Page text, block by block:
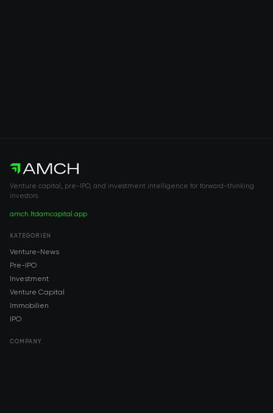
Venture capital, pre-IPO, and investment intelligence for forward-thinking
investors.
amch.ltdamcapital.app
KATEGORIEN
Venture-News
Pre-IPO
Investment
Venture Capital
Immobilien
IPO
COMPANY